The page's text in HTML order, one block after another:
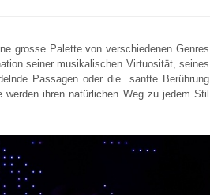
grosse Palette von verschiedenen Genres
seiner musikalischen Virtuosität, seines
Passagen oder die sanfte Berührung
ihren natürlichen Weg zu jedem Stil